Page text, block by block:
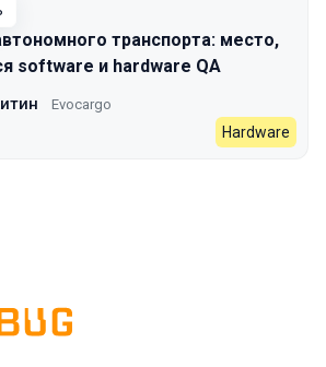
транспорта: место,
software и hardware QA
Evocargo
Hardware